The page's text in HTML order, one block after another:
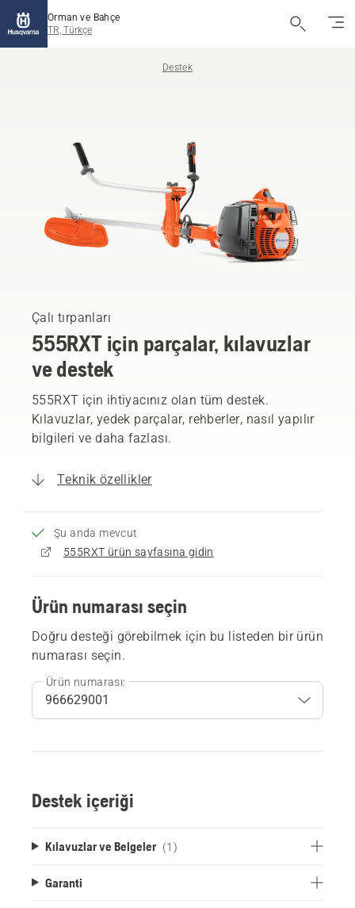
Orman ve Bahçe
TR, Türkçe
Destek
Çalı tırpanları
555RXT için parçalar, kılavuzlar
ve destek
555RXT için ihtiyacınız olan tüm destek.
Kılavuzlar, yedek parçalar, rehberler, nasıl yapılır
bilgileri ve daha fazlası.
Teknik özellikler
Şu anda mevcut
555RXT ürün sayfasına gidin
Ürün numarası seçin
Doğru desteği görebilmek için bu listeden bir ürün
numarası seçin.
Ürün numarası:
Destek içeriği
Kılavuzlar ve Belgeler (1)
Garanti